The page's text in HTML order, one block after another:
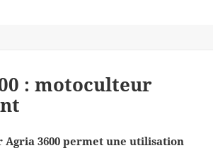
: motoculteur
Agria 3600 permet une utilisation